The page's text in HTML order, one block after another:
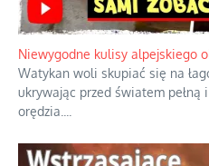
Niewygodne kulisy alpejskiego
Watykan woli skupiać się na
ukrywając przed światem pełną
orędzia.